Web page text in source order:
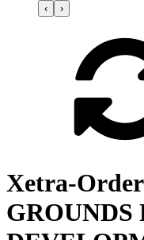
‹ ›
Xetra-
GROUNDS